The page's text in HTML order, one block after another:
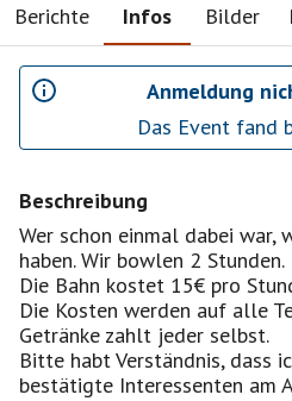
Berichte Infos Bilder
Anmeldung
Das Event fand
Beschreibung
Wer schon einmal dabei war,
haben. Wir bowlen 2 Stunden.
Die Bahn kostet 15€ pro
Die Kosten werden auf alle
Getränke zahlt jeder selbst.
Bitte habt Verständnis, dass
bestätigte Interessenten am